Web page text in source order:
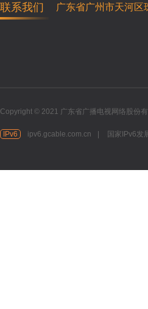
联系我们 广东省广州市天河区
Copyright © 2021 广东省广播电视网络股份
IPv6 ipv6.gcable.com.cn | 国家IPv6发